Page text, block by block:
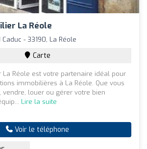
La Réole
- 33190, La Réole
Carte
Réole est votre partenaire idéal pour
immobilières à La Réole. Que vous
vendre, louer ou gérer votre bien
Lire la suite
Voir le téléphone